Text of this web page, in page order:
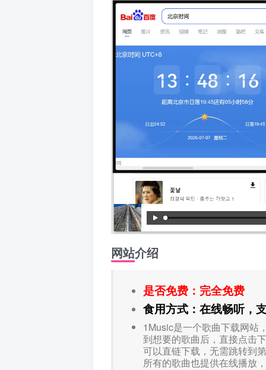
网站介绍
是否免费：完全免费
食用方式：在线畅听，
1Music是一个歌曲下载网站
到想要的歌曲后，直接点击
可以直链下载，无需跳转到
所有的歌曲也提供在线播放